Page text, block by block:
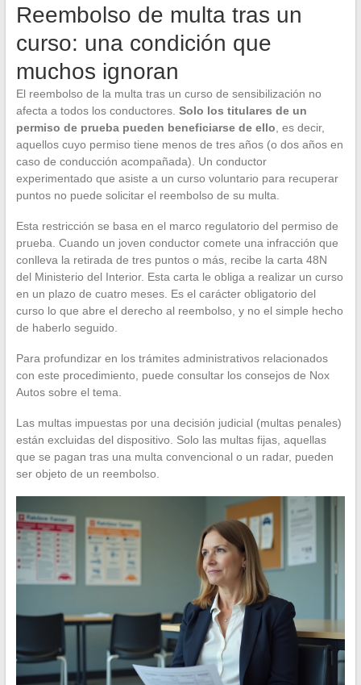
Reembolso de multa tras un
curso: una condición que
muchos ignoran
El reembolso de la multa tras un curso de sensibilización no
afecta a todos los conductores. Solo los titulares de un
permiso de prueba pueden beneficiarse de ello , es decir,
aquellos cuyo permiso tiene menos de tres años (o dos años en
caso de conducción acompañada). Un conductor
experimentado que asiste a un curso voluntario para recuperar
puntos no puede solicitar el reembolso de su multa.
Esta restricción se basa en el marco regulatorio del permiso de
prueba. Cuando un joven conductor comete una infracción que
conlleva la retirada de tres puntos o más, recibe la carta 48N
del Ministerio del Interior. Esta carta le obliga a realizar un curso
en un plazo de cuatro meses. Es el carácter obligatorio del
curso lo que abre el derecho al reembolso, y no el simple hecho
de haberlo seguido.
Para profundizar en los trámites administrativos relacionados
con este procedimiento, puede consultar los consejos de Nox
Autos sobre el tema.
Las multas impuestas por una decisión judicial (multas penales)
están excluidas del dispositivo. Solo las multas fijas, aquellas
que se pagan tras una multa convencional o un radar, pueden
ser objeto de un reembolso.